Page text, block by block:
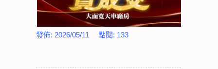
發佈: 2026/05/11 點閱: 133